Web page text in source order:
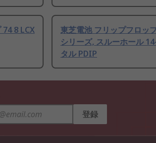
8 LCX
東芝電池 フリップフロッ
シリーズ, スルーホール
タル PDIP
登録